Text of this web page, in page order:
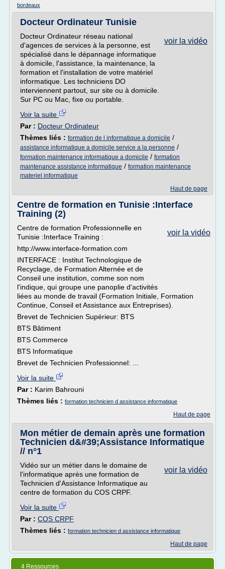
bordeaux
Docteur Ordinateur Tunisie
voir la vidéo
Docteur Ordinateur réseau national
d'agences de services à la personne, est
spécialisé dans le dépannage informatique
à domicile, l'assistance, la maintenance, la
formation et l'installation de votre matériel
informatique. Les techniciens DO
interviennent partout, sur site ou à domicile.
Sur PC ou Mac, fixe ou portable.
Voir la suite
Par : Docteur Ordinateur
Thèmes liés : formation de l informatique a domicile /
assistance informatique a domicile service a la personne /
formation maintenance informatique a domicile / formation
maintenance assistance informatique / formation maintenance
materiel informatique
Haut de page
Centre de formation en Tunisie :Interface
Training (2)
voir la vidéo
Centre de formation Professionnelle en
Tunisie :Interface Training :
http://www.interface-formation.com
INTERFACE : Institut Technologique de
Recyclage, de Formation Alternée et de
Conseil une institution, comme son nom
l'indique, qui groupe une panoplie d'activités
liées au monde de travail (Formation Initiale, Formation
Continue, Conseil et Assistance aux Entreprises).
Brevet de Technicien Supérieur: BTS
BTS Bâtiment
BTS Commerce
BTS Informatique
Brevet de Technicien Professionnel: ...
Voir la suite
Par : Karim Bahrouni
Thèmes liés : formation technicien d assistance informatique
Haut de page
Mon métier de demain après une formation
Technicien d&#39;Assistance Informatique
// n°1
voir la vidéo
Vidéo sur un métier dans le domaine de
l'informatique après une formation de
Technicien d'Assistance Informatique au
centre de formation du COS CRPF.
Voir la suite
Par : COS CRPF
Thèmes liés : formation technicien d assistance informatique
Haut de page
4 Ressources